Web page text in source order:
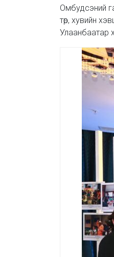
Омбудсэний
төр, хувийн
Улаанбаатар